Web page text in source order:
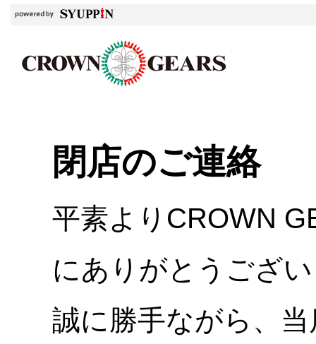
閉店のご連絡
平素よりCROWN
にありがとうござ
誠に勝手ながら、